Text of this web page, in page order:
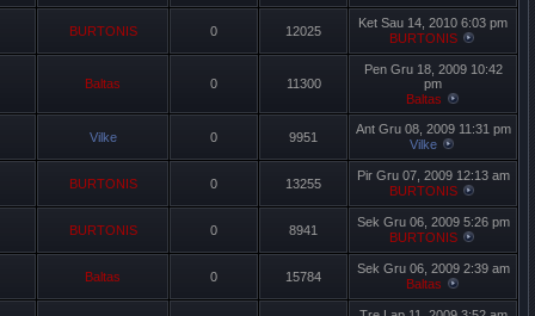
BURTONIS 0 12025
Ket Sau 14, 2010 6:03 pm
BURTONIS
Baltas 0 11300
Pen Gru 18, 2009 10:42
pm
Baltas
Vilke 0 9951
Ant Gru 08, 2009 11:31 pm
Vilke
BURTONIS 0 13255
Pir Gru 07, 2009 12:13 am
BURTONIS
BURTONIS 0 8941
Sek Gru 06, 2009 5:26 pm
BURTONIS
Baltas 0 15784
Sek Gru 06, 2009 2:39 am
Baltas